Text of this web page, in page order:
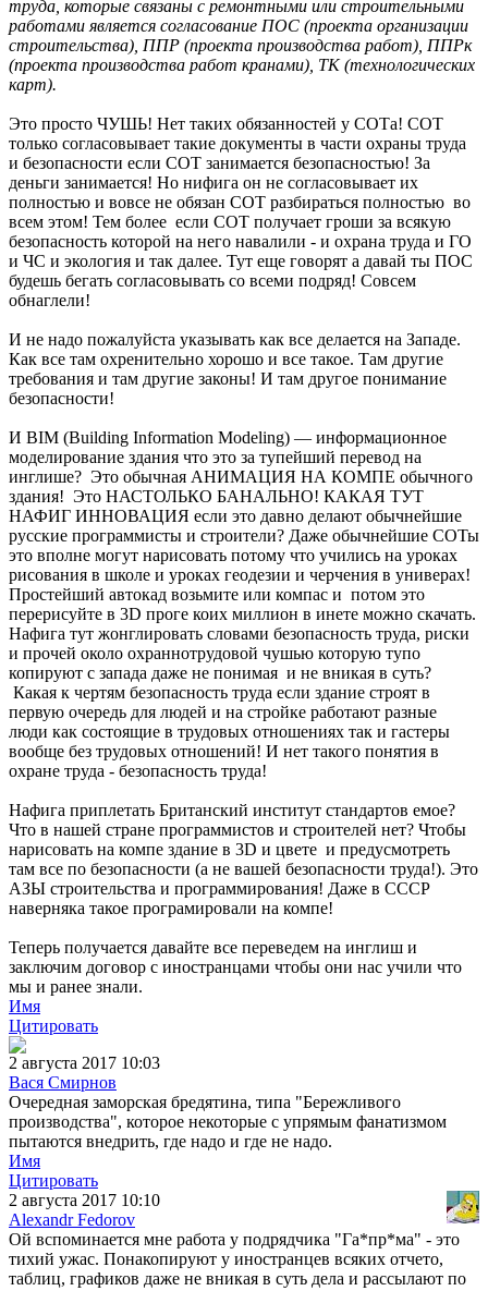
труда, которые связаны с ремонтными или строительными
работами является согласование ПОС (проекта организации
строительства), ППР (проекта производства работ), ППРк
(проекта производства работ кранами), ТК (технологических
карт).
Это просто ЧУШЬ! Нет таких обязанностей у СОТа! СОТ
только согласовывает такие документы в части охраны труда
и безопасности если СОТ занимается безопасностью! За
деньги занимается! Но нифига он не согласовывает их
полностью и вовсе не обязан СОТ разбираться полностью во
всем этом! Тем более если СОТ получает гроши за всякую
безопасность которой на него навалили - и охрана труда и ГО
и ЧС и экология и так далее. Тут еще говорят а давай ты ПОС
будешь бегать согласовывать со всеми подряд! Совсем
обнаглели!
И не надо пожалуйста указывать как все делается на Западе.
Как все там охренительно хорошо и все такое. Там другие
требования и там другие законы! И там другое понимание
безопасности!
И BIM (Building Information Modeling) — информационное
моделирование здания что это за тупейший перевод на
инглише? Это обычная АНИМАЦИЯ НА КОМПЕ обычного
здания! Это НАСТОЛЬКО БАНАЛЬНО! КАКАЯ ТУТ
НАФИГ ИННОВАЦИЯ если это давно делают обычнейшие
русские программисты и строители? Даже обычнейшие СОТы
это вполне могут нарисовать потому что учились на уроках
рисования в школе и уроках геодезии и черчения в универах!
Простейший автокад возьмите или компас и потом это
перерисуйте в 3D проге коих миллион в инете можно скачать.
Нафига тут жонглировать словами безопасность труда, риски
и прочей около охраннотрудовой чушью которую тупо
копируют с запада даже не понимая и не вникая в суть?
Какая к чертям безопасность труда если здание строят в
первую очередь для людей и на стройке работают разные
люди как состоящие в трудовых отношениях так и гастеры
вообще без трудовых отношений! И нет такого понятия в
охране труда - безопасность труда!
Нафига приплетать Британский институт стандартов емое?
Что в нашей стране программистов и строителей нет? Чтобы
нарисовать на компе здание в 3D и цвете и предусмотреть
там все по безопасности (а не вашей безопасности труда!). Это
АЗЫ строительства и программирования! Даже в СССР
наверняка такое програмировали на компе!
Теперь получается давайте все переведем на инглиш и
заключим договор с иностранцами чтобы они нас учили что
мы и ранее знали.
Имя
Цитировать
2 августа 2017 10:03
Вася Смирнов
Очередная заморская бредятина, типа "Бережливого
производства", которое некоторые с упрямым фанатизмом
пытаются внедрить, где надо и где не надо.
Имя
Цитировать
2 августа 2017 10:10
Alexandr Fedorov
Ой вспоминается мне работа у подрядчика "Га*пр*ма" - это
тихий ужас. Понакопируют у иностранцев всяких отчето,
таблиц, графиков даже не вникая в суть дела и рассылают по